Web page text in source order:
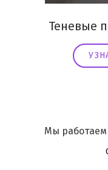
Теневые
Мы работаем